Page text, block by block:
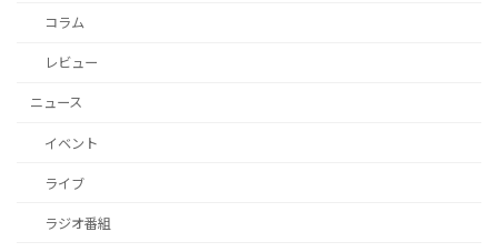
コラム
レビュー
ニュース
イベント
ライブ
ラジオ番組